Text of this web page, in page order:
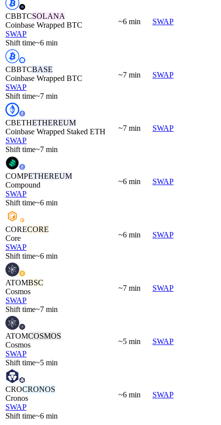
CBBTCSOLANA
Coinbase Wrapped BTC
SWAP
Shift time~6 min
~6 min SWAP
CBBTCBASE
Coinbase Wrapped BTC
SWAP
Shift time~7 min
~7 min SWAP
CBETHETHEREUM
Coinbase Wrapped Staked ETH
SWAP
Shift time~7 min
~7 min SWAP
COMPETHEREUM
Compound
SWAP
Shift time~6 min
~6 min SWAP
CORECORE
Core
SWAP
Shift time~6 min
~6 min SWAP
ATOMBSC
Cosmos
SWAP
Shift time~7 min
~7 min SWAP
ATOMCOSMOS
Cosmos
SWAP
Shift time~5 min
~5 min SWAP
CROCRONOS
Cronos
SWAP
Shift time~6 min
~6 min SWAP